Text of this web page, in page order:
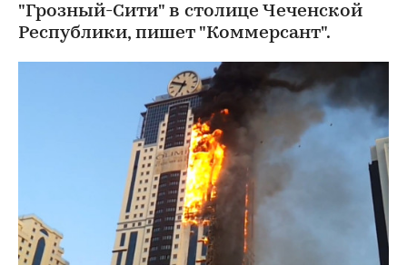
"Грозный-Сити" в столице Чеченской
Республики, пишет "Коммерсант".